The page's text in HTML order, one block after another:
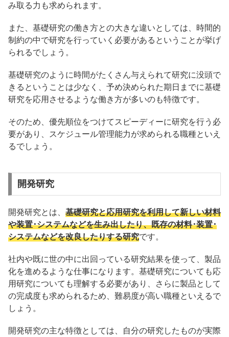
み取る力も求められます。
また、基礎研究の働き方との大きな違いとしては、時間的
制約の中で研究を行っていく必要があるということが挙げ
られるでしょう。
基礎研究のように時間がたくさん与えられて研究に没頭で
きるということは少なく、予め決められた期日までに基礎
研究を応用させるような働き方が多いのも特徴です。
そのため、優先順位をつけてスピーディーに研究を行う必
要があり、スケジュール管理能力が求められる職種といえ
るでしょう。
開発研究
開発研究とは、 基礎研究と応用研究を利用して新しい材料
や装置･システムなどを生み出したり、既存の材料･装置･
システムなどを改良したりする研究です。
社内や既に世の中に出回っている研究結果を使って、製品
化を進めるような仕事になります。基礎研究についても応
用研究についても理解する必要があり、さらに製品として
の完成度も求められるため、難易度が高い職種といえるで
しょう。
開発研究の主な特徴としては、自分の研究したものが実際